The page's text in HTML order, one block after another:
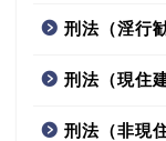
刑法（淫行
刑法（現住
刑法（非現